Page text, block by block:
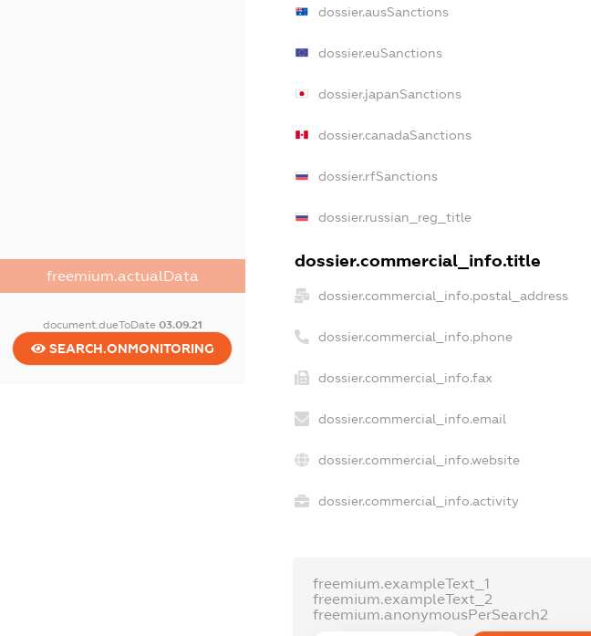
freemium.actualData
document.dueToDate 03.09.21
SEARCH.ONMONITORING
dossier.ausSanctions
dossier.euSanctions
dossier.japanSanctions
dossier.canadaSanctions
dossier.rfSanctions
dossier.russian_reg_title
dossier.commercial_info.title
dossier.commercial_info.postal_address
dossier.commercial_info.phone
dossier.commercial_info.fax
dossier.commercial_info.email
dossier.commercial_info.website
dossier.commercial_info.activity
freemium.exampleText_1
freemium.exampleText_2
freemium.anonymousPerSearch2